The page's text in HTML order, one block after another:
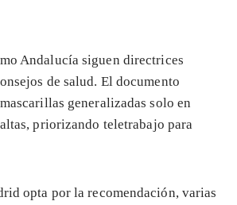
Andalucía siguen directrices
de salud. El documento
generalizadas solo en
priorizando teletrabajo para
opta por la recomendación, varias